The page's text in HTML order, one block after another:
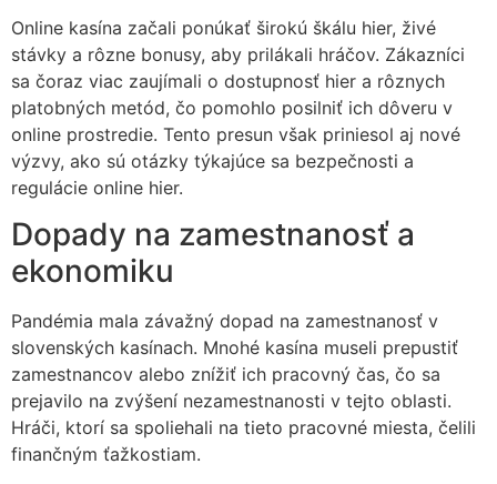
Online kasína začali ponúkať širokú škálu hier, živé
stávky a rôzne bonusy, aby prilákali hráčov. Zákazníci
sa čoraz viac zaujímali o dostupnosť hier a rôznych
platobných metód, čo pomohlo posilniť ich dôveru v
online prostredie. Tento presun však priniesol aj nové
výzvy, ako sú otázky týkajúce sa bezpečnosti a
regulácie online hier.
Dopady na zamestnanosť a
ekonomiku
Pandémia mala závažný dopad na zamestnanosť v
slovenských kasínach. Mnohé kasína museli prepustiť
zamestnancov alebo znížiť ich pracovný čas, čo sa
prejavilo na zvýšení nezamestnanosti v tejto oblasti.
Hráči, ktorí sa spoliehali na tieto pracovné miesta, čelili
finančným ťažkostiam.